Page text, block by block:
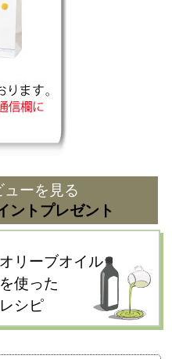
ーを見る
ントプレゼント
オリーブオイル
を使った
レシピ